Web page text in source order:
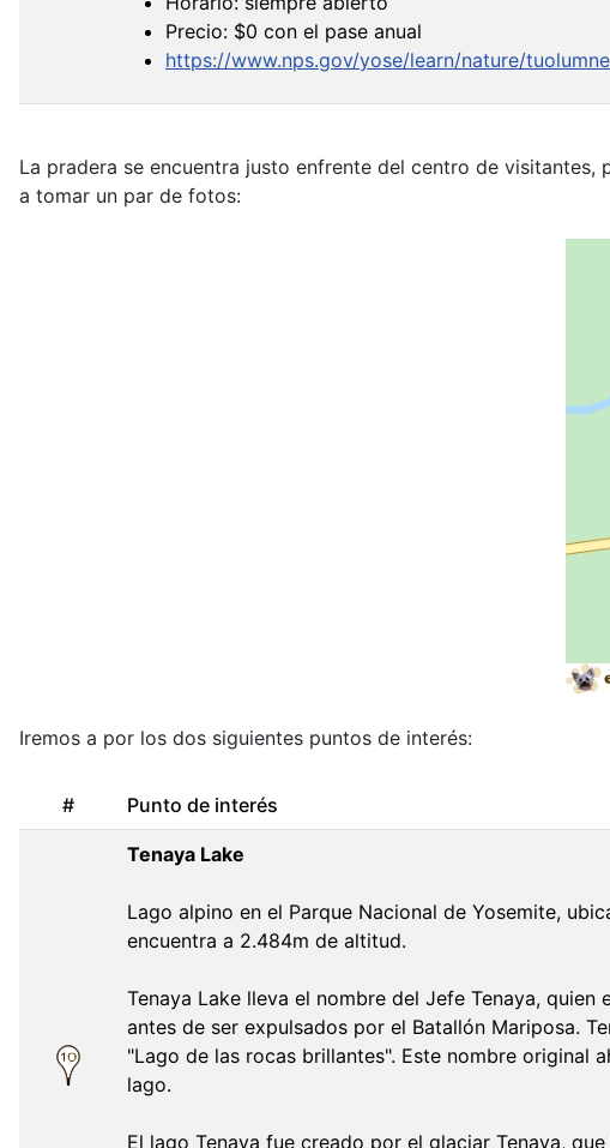
Precio: $0 con el pase anual
https://www.nps.gov/yose/learn/nature/
La pradera se encuentra justo enfrente del centro de
a tomar un par de fotos:
Iremos a por los dos siguientes puntos de interés:
# Punto de interés
Tenaya Lake
Lago alpino en el Parque Nacional de Yosemite,
encuentra a 2.484m de altitud.
Tenaya Lake lleva el nombre del Jefe Tenaya,
antes de ser expulsados por el Batallón Mariposa.
"Lago de las rocas brillantes". Este nombre original
lago.
El lago Tenaya fue creado por el glaciar Tenaya,